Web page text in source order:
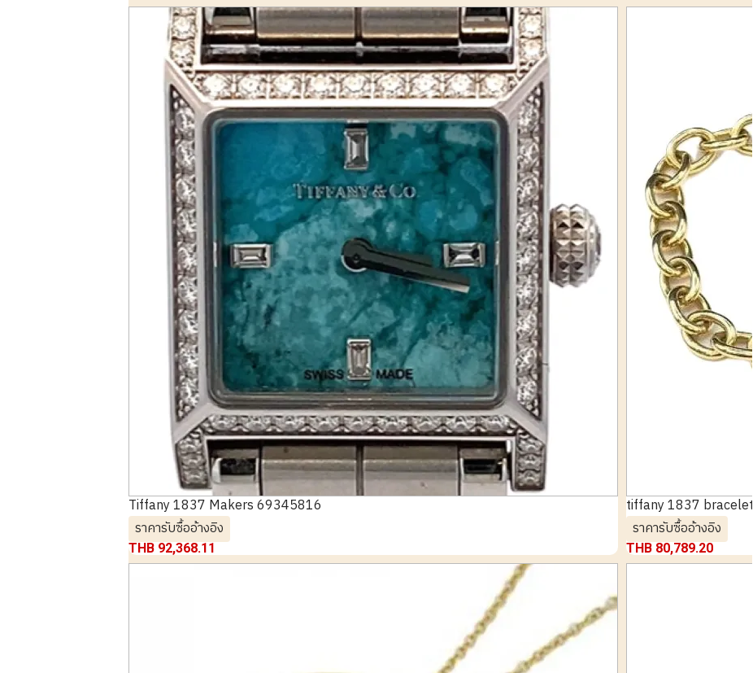
Tiffany 1837 Makers 69345816
ราคารับซื้ออ้างอิง
THB 92,368.11
tiffany 1837 bracelet
ราคารับซื้ออ้างอิง
THB 80,789.20